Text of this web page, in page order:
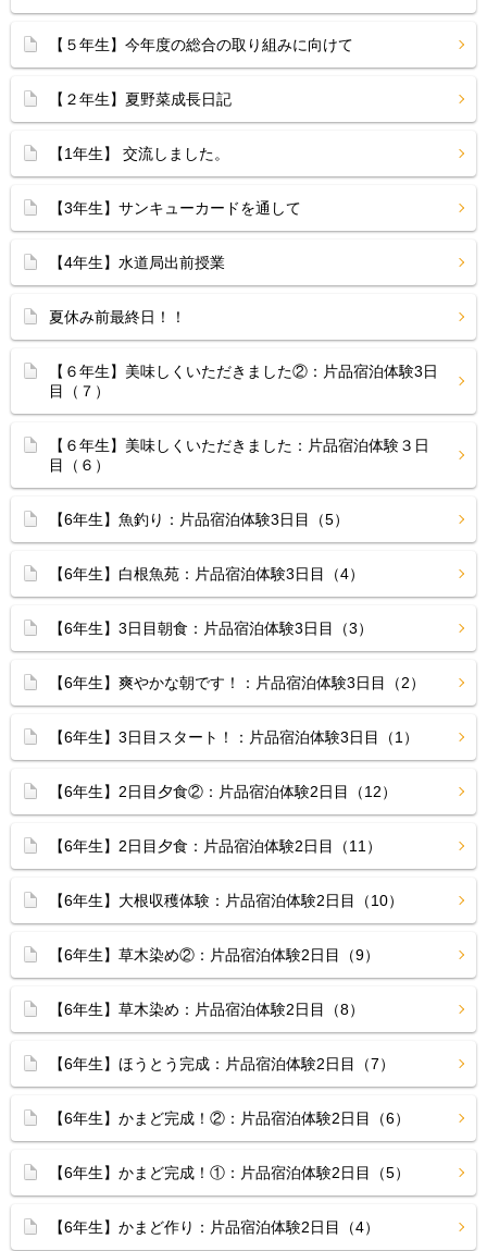
【５年生】今年度の総合の取り組みに向けて
【２年生】夏野菜成長日記
【1年生】 交流しました。
【3年生】サンキューカードを通して
【4年生】水道局出前授業
夏休み前最終日！！
【６年生】美味しくいただきました②：片品宿泊体験3日
目（７）
【６年生】美味しくいただきました：片品宿泊体験３日
目（６）
【6年生】魚釣り：片品宿泊体験3日目（5）
【6年生】白根魚苑：片品宿泊体験3日目（4）
【6年生】3日目朝食：片品宿泊体験3日目（3）
【6年生】爽やかな朝です！：片品宿泊体験3日目（2）
【6年生】3日目スタート！：片品宿泊体験3日目（1）
【6年生】2日目夕食②：片品宿泊体験2日目（12）
【6年生】2日目夕食：片品宿泊体験2日目（11）
【6年生】大根収穫体験：片品宿泊体験2日目（10）
【6年生】草木染め②：片品宿泊体験2日目（9）
【6年生】草木染め：片品宿泊体験2日目（8）
【6年生】ほうとう完成：片品宿泊体験2日目（7）
【6年生】かまど完成！②：片品宿泊体験2日目（6）
【6年生】かまど完成！①：片品宿泊体験2日目（5）
【6年生】かまど作り：片品宿泊体験2日目（4）